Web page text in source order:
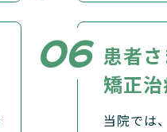
患者
矯正
当院では